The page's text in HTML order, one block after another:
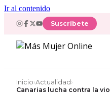
Ir al contenido
Suscríbete
Inicio›Actualidad ›
Canarias lucha contra la